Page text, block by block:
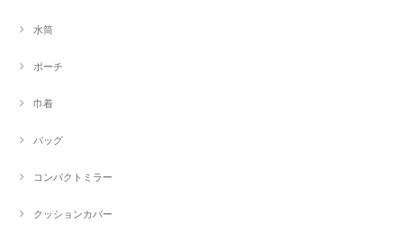
水筒
ポーチ
巾着
バッグ
コンパクトミラー
クッションカバー